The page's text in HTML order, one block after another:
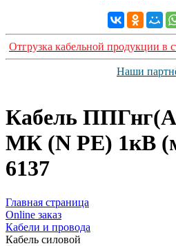
Отгрузка кабельной продукции в
Наши
Кабель
МК (N PE) 1кВ
6137
Главная страница
Оnline заказ
Кабели и провода
Кабель силовой